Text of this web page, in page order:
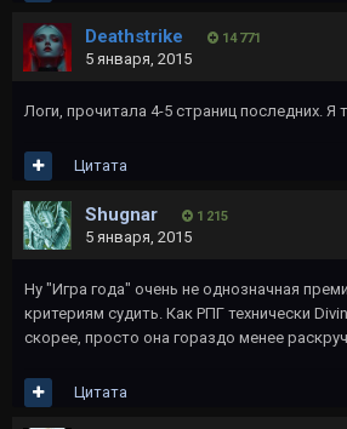
Deathstrike 14 771
5 января, 2015
Логи, прочитала 4-5 страниц последних. Я
Цитата
Shugnar 1 215
5 января, 2015
Ну "Игра года" очень не однозначная
критериям судить. Как РПГ технически
скорее, просто она гораздо менее
Цитата